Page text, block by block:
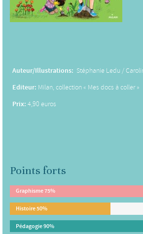
Auteur/Illustrations: Stéphanie Ledu /
Editeur: Milan, collection « Mes docs à coller »
Prix: 4,90 euros
Points forts
Graphisme75%
Histoire50%
Pédagogie90%